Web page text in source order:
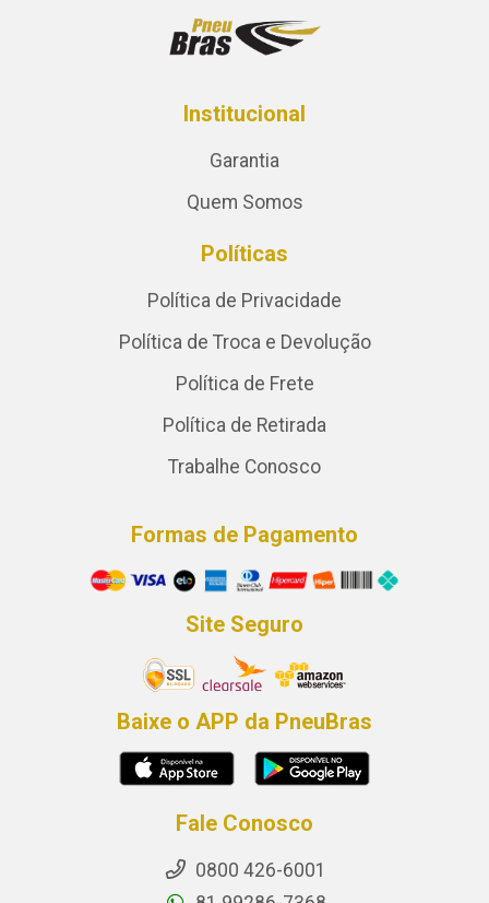
Institucional
Garantia
Quem Somos
Políticas
Política de Privacidade
Política de Troca e Devolução
Política de Frete
Política de Retirada
Trabalhe Conosco
Formas de Pagamento
Site Seguro
Baixe o APP da PneuBras
Fale Conosco
0800 426-6001